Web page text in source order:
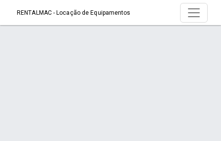
RENTALMAC - Locação de Equipamentos